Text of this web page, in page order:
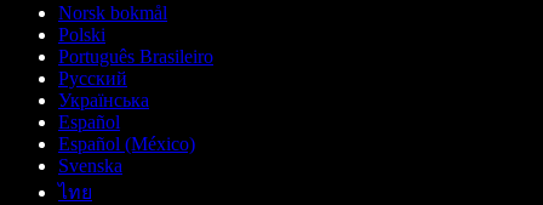
Norsk bokmål
Polski
Português Brasileiro
Русский
Українська
Español
Español (México)
Svenska
ไทย